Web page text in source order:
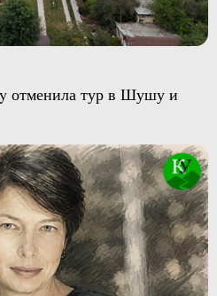
отменила тур в Шушу и